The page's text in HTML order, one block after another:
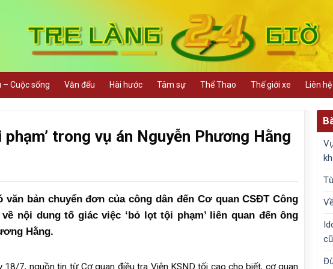
– Cuộc sống Văn đểu Hài hước Tâm sự Thể Thao Thế giới xe Liên hệ
trong vụ án Nguyễn Phương Hằng
bản chuyển đơn của công dân đến Cơ quan CSĐT Công
nội dung tố giác việc ‘bỏ lọt tội phạm’ liên quan đến ông
Hằng.
18/7, nguồn tin từ Cơ quan điều tra Viện KSND tối cao cho biết, cơ quan